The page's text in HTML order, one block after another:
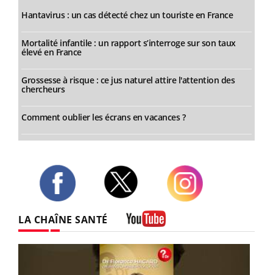
Hantavirus : un cas détecté chez un touriste en France
Mortalité infantile : un rapport s’interroge sur son taux
élevé en France
Grossesse à risque : ce jus naturel attire l'attention des
chercheurs
Comment oublier les écrans en vacances ?
LA CHAÎNE SANTÉ